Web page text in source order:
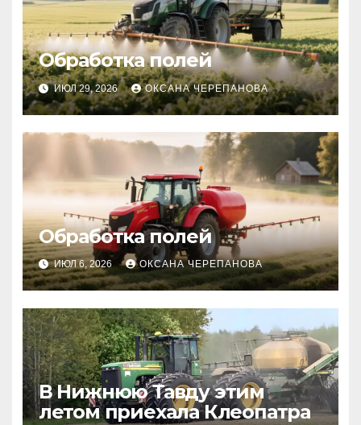
Обработка полей
ИЮЛ 29, 2026 ОКСАНА ЧЕРЕПАНОВА
Обработка полей
ИЮЛ 6, 2026 ОКСАНА ЧЕРЕПАНОВА
В Нижнюю Тавду этим
летом приехала Клеопатра